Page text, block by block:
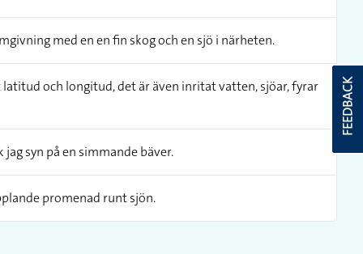
med en en fin skog och en sjö i närheten.
och longitud, det är även inritat vatten, sjöar, fyrar
syn på en simmande bäver.
promenad runt sjön.
FEEDBACK